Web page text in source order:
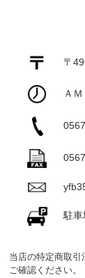
〒
Ａ
駐
当店の特定商取引
ご確認ください。